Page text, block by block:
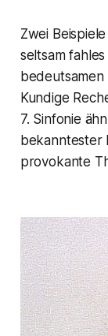
Zwei
seltsam
Kundige
7. Sinfonie
bekanntester
provokante